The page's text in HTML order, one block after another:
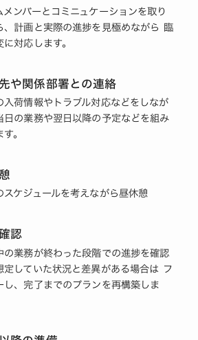
メンバーとコミニュケーションを取り
、計画と実際の進捗を見極めながら 臨
に対応します。
や関係部署との連絡
入荷情報やトラブル対応などをしなが
日の業務や翌日以降の予定などを組み
。
スケジュールを考えながら昼休憩
認
の業務が終わった段階での進捗を確認
定していた状況と差異がある場合は フ
し、完了までのプランを再構築しま